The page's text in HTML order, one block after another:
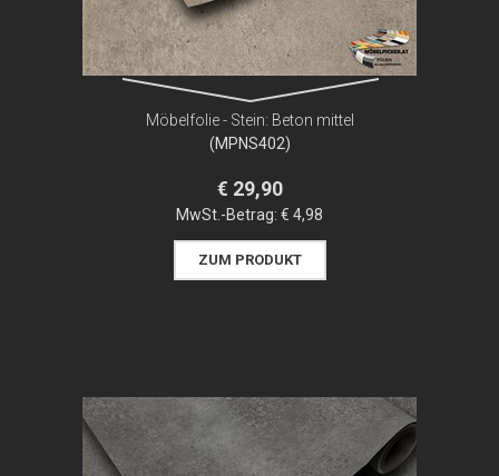
Möbelfolie - Stein: Beton mittel
(MPNS402)
€ 29,90
MwSt.-Betrag: € 4,98
ZUM PRODUKT